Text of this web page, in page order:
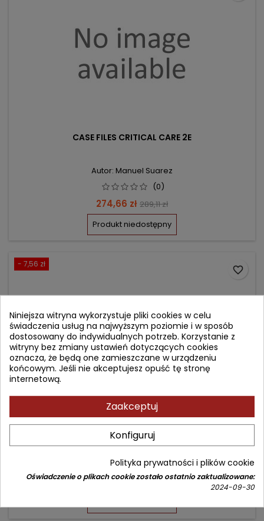
CASE FILES CRITICAL CARE 2E
Autor: Manuel Suarez
(0)
Cena
274,66 zł Cena
podstawowa
289,11 zł
Produkt niedostępny
- 7,56 zł
CASE FILES EMERGENCY MEDICINE 4E (IE)
Autor: Barry Simon
(0)
Cena
143,58 złCena
151,14 zł
favorite_border
Niniejsza witryna wykorzystuje pliki cookies w celu
świadczenia usług na najwyższym poziomie i w sposób
dostosowany do indywidualnych potrzeb. Korzystanie z
witryny bez zmiany ustawień dotyczących cookies
oznacza, że będą one zamieszczane w urządzeniu
końcowym. Jeśli nie akceptujesz opuść tę stronę
internetową.
Zaakceptuj
Konfiguruj
Polityka prywatności i plików cookie
Oświadczenie o plikach cookie zostało ostatnio zaktualizowane:
2024-09-30